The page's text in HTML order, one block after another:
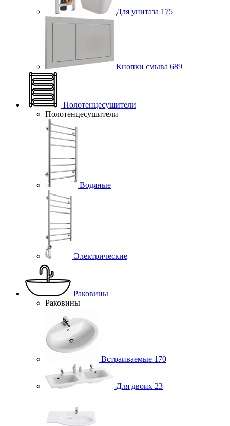
Для унитаза 175
Кнопки смыва 689
Полотенцесушители
Полотенцесушители
Водяные
Электрические
Раковины
Раковины
Встраиваемые 170
Для двоих 23